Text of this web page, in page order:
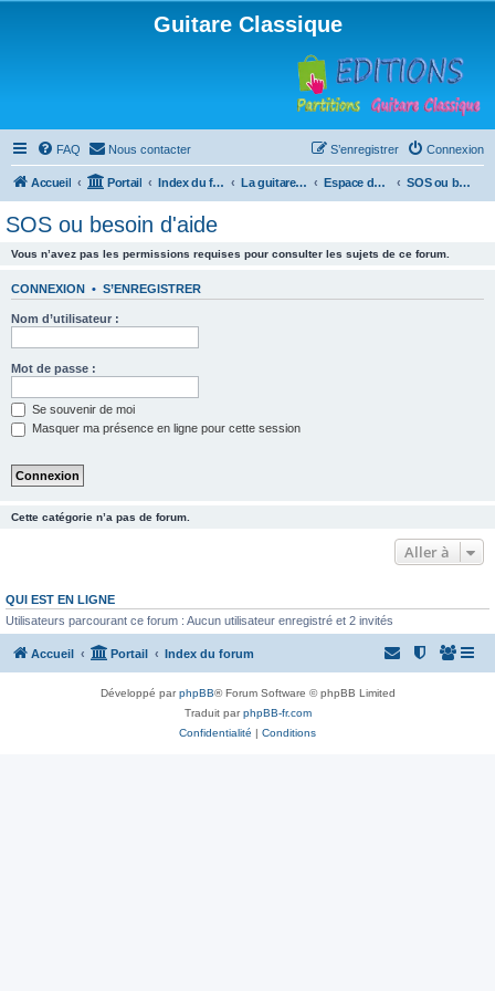
Guitare Classique
FAQ Nous contacter Connexion
S’enregistrer
Accueil Portail Index du forum La guitare : instrument, cours et théorie Espace débutants SOS ou besoin d'aide
SOS ou besoin d'aide
Vous n’avez pas les permissions requises pour consulter les sujets de ce forum.
CONNEXION • S’ENREGISTRER
Nom d’utilisateur :
Mot de passe :
Se souvenir de moi
Masquer ma présence en ligne pour cette session
Cette catégorie n’a pas de forum.
Aller à
QUI EST EN LIGNE
Utilisateurs parcourant ce forum : Aucun utilisateur enregistré et 2 invités
Accueil Portail Index du forum
Développé parphpBB® Forum Software © phpBB Limited
Traduit parphpBB-fr.com
Confidentialité | Conditions